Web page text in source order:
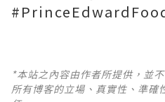
*本站之內容由作者所提供，並
所有博客的立場、真實性、準確